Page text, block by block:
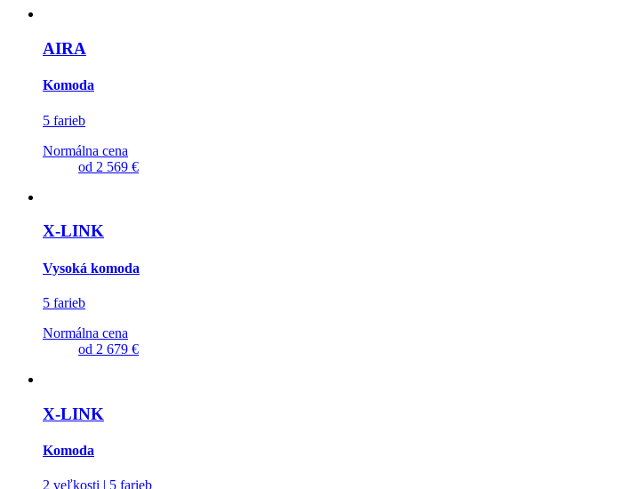
AIRA
Komoda
5 farieb
Normálna cena
od 2 569 €
X-LINK
Vysoká komoda
5 farieb
Normálna cena
od 2 679 €
X-LINK
Komoda
2 veľkosti | 5 farieb